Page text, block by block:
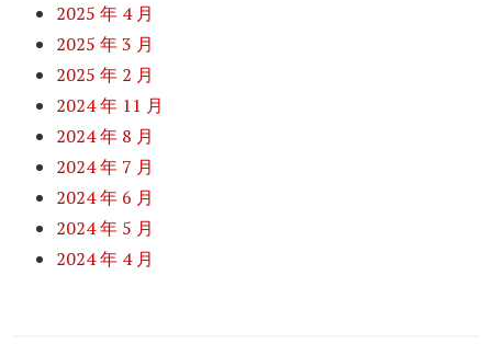
2025 年 4 月
2025 年 3 月
2025 年 2 月
2024 年 11 月
2024 年 8 月
2024 年 7 月
2024 年 6 月
2024 年 5 月
2024 年 4 月